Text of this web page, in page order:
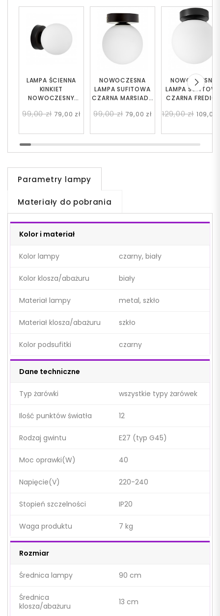
LAMPA ŚCIENNA
KINKIET
NOWOCZESNY
W1
99,00 zł 79,00 zł
NOWOCZESNA
LAMPA SUFITOWA
CZARNA MARSIADA
99,00 zł 79,00 zł
NOWOCZESNA
LAMPA
CZARNA
129,00 zł 109,00
Parametry lampy
Materiały do pobrania
Kolor i materiał
Kolor lampy czarny, biały
Kolor klosza/abażuru biały
Materiał lampy metal, szkło
Materiał klosza/abażuru szkło
Kolor podsufitki czarny
Dane techniczne
Typ żarówki wszystkie typy żarówek
Ilość punktów światła 12
Rodzaj gwintu E27 (typ G45)
Moc oprawki(W) 40
Napięcie(V) 220-240
Stopień szczelności IP20
Waga produktu 7 kg
Rozmiar
Średnica lampy 90 cm
Średnica
klosza/abażuru
13 cm